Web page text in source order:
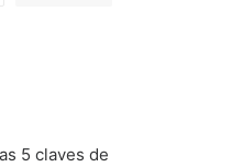
5 claves de